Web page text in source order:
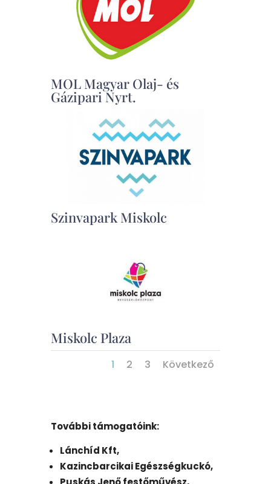
MOL Magyar Olaj- és
Gázipari Nyrt.
Szinvapark Miskolc
Miskolc Plaza
1 2 3 Következő
További támogatóink:
Lánchíd Kft,
Kazincbarcikai Egészségkuckó,